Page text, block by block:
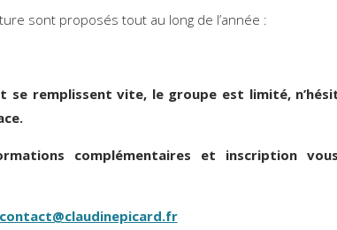
sont proposés tout au long de l’année :
se remplissent vite, le groupe est limité,
complémentaires et inscription
contact@claudinepicard.fr